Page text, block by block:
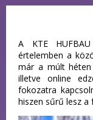
A KTE
értelemben a
már a múlt
illetve online
fokozatra
hiszen sűrű lesz a